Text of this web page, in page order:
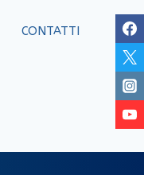
CONTATTI